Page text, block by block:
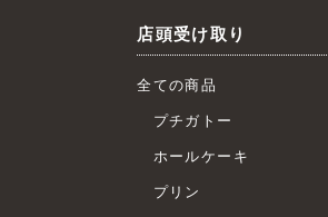
店頭受け取り
全ての商品
プチガトー
ホールケーキ
プリン